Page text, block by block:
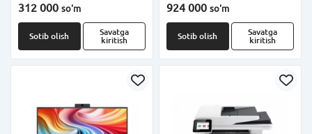
shprits)
312 000 so'm
Sotib olish
Savatga
kiritish
GXD1A03963)
924 000 so'm
Sotib olish
Savatga
kiritish